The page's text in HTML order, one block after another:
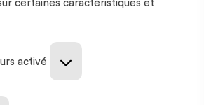
certaines caractéristiques et
activé